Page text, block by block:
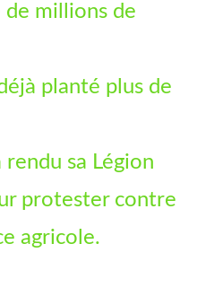
de millions de
planté plus de
rendu sa Légion
protester contre
agricole.